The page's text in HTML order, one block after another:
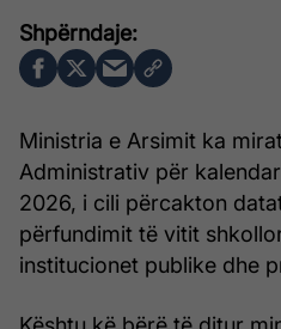
Ministria e Arsimit ka
Administrativ për
2026, i cili përcakton
përfundimit të vitit
institucionet publike dhe